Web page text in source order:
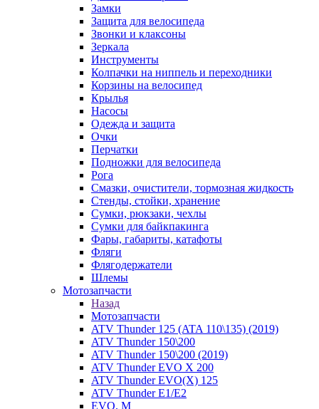
Замки
Защита для велосипеда
Звонки и клаксоны
Зеркала
Инструменты
Колпачки на ниппель и переходники
Корзины на велосипед
Крылья
Насосы
Одежда и защита
Очки
Перчатки
Подножки для велосипеда
Рога
Смазки, очистители, тормозная жидкость
Стенды, стойки, хранение
Сумки, рюкзаки, чехлы
Сумки для байкпакинга
Фары, габариты, катафоты
Фляги
Флягодержатели
Шлемы
Мотозапчасти
Назад
Мотозапчасти
ATV Thunder 125 (ATA 110\135) (2019)
ATV Thunder 150\200
ATV Thunder 150\200 (2019)
ATV Thunder EVO X 200
ATV Thunder EVO(X) 125
ATV Thunder Е1/Е2
EVO. M